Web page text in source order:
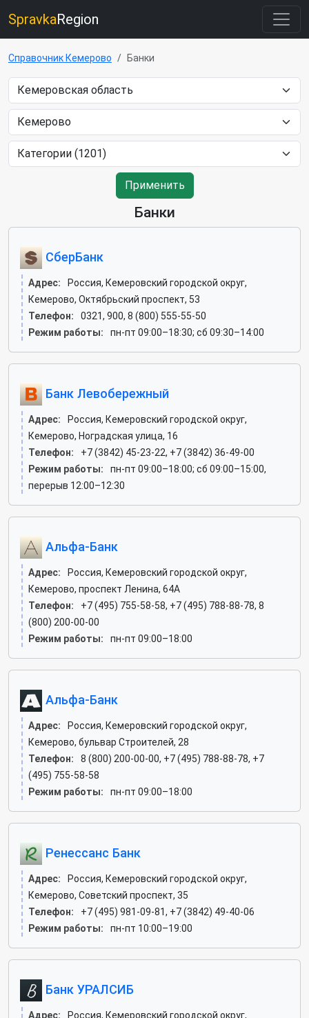
SpravkaRegion
Справочник Кемерово Банки
Применить
Банки
СберБанк
Адрес:
Россия, Кемеровский городской округ,
Кемерово, Октябрьский проспект, 53
Телефон:
0321, 900, 8 (800) 555-55-50
Режим работы:
пн-пт 09:00–18:30; сб 09:30–14:00
Банк Левобережный
Адрес:
Россия, Кемеровский городской округ,
Кемерово, Ноградская улица, 16
Телефон:
+7 (3842) 45-23-22, +7 (3842) 36-49-00
Режим работы:
пн-пт 09:00–18:00; сб 09:00–15:00,
перерыв 12:00–12:30
Альфа-Банк
Адрес:
Россия, Кемеровский городской округ,
Кемерово, проспект Ленина, 64А
Телефон:
+7 (495) 755-58-58, +7 (495) 788-88-78, 8
(800) 200-00-00
Режим работы:
пн-пт 09:00–18:00
Альфа-Банк
Адрес:
Россия, Кемеровский городской округ,
Кемерово, бульвар Строителей, 28
Телефон:
8 (800) 200-00-00, +7 (495) 788-88-78, +7
(495) 755-58-58
Режим работы:
пн-пт 09:00–18:00
Ренессанс Банк
Адрес:
Россия, Кемеровский городской округ,
Кемерово, Советский проспект, 35
Телефон:
+7 (495) 981-09-81, +7 (3842) 49-40-06
Режим работы:
пн-пт 10:00–19:00
Банк УРАЛСИБ
Адрес:
Россия, Кемеровский городской округ,